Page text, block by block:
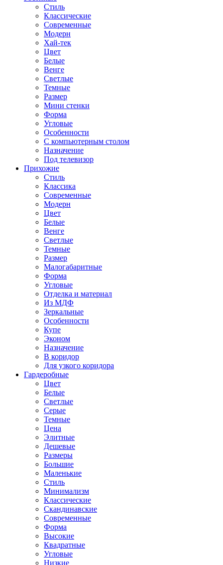
Стиль
Классические
Современные
Модерн
Хай-тек
Цвет
Белые
Венге
Светлые
Темные
Размер
Мини стенки
Форма
Угловые
Особенности
С компьютерным столом
Назначение
Под телевизор
Прихожие
Стиль
Классика
Современные
Модерн
Цвет
Белые
Венге
Светлые
Темные
Размер
Малогабаритные
Форма
Угловые
Отделка и материал
Из МДФ
Зеркальные
Особенности
Купе
Эконом
Назначение
В коридор
Для узкого коридора
Гардеробные
Цвет
Белые
Светлые
Серые
Темные
Цена
Элитные
Дешевые
Размеры
Большие
Маленькие
Стиль
Минимализм
Классические
Скандинавские
Современные
Форма
Высокие
Квадратные
Угловые
Низкие